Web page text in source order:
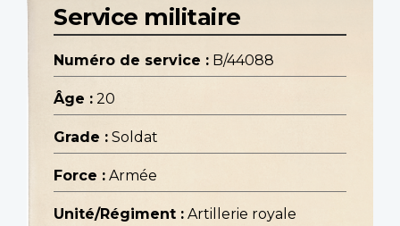
Service militaire
Numéro de service : B/44088
Âge : 20
Grade : Soldat
Force : Armée
Unité/Régiment : Artillerie royale